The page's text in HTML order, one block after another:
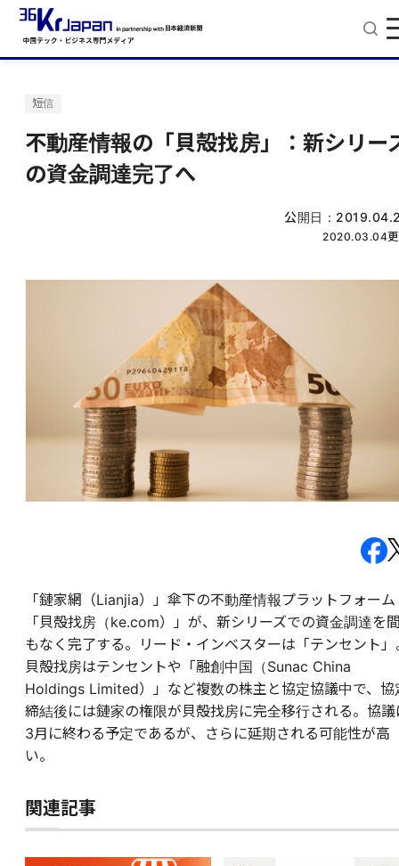
短信
不動産情報の「貝殻找房」：新シリー
の資金調達完了へ
公開日：
2020.03.04
「鏈家網（Lianjia）」傘下の不動産情報プラットフォーム
「貝殻找房（ke.com）」が、新シリーズでの資金調達を
もなく完了する。リード・インベスターは「テンセント」
貝殻找房はテンセントや「融創中国（Sunac China
Holdings Limited）」など複数の株主と協定協議中で、協
締結後には鏈家の権限が貝殻找房に完全移行される。協議
3月に終わる予定であるが、さらに延期される可能性が高
い。
関連記事